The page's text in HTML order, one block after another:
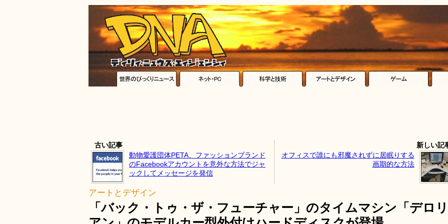
古い記事
動物愛護団体PETA、ファッションブランド
のFacebookアカウントを意外な方法でジャ
ックしてメッセージを発信
新しい記
オフィスで誰にも邪魔されずに居眠りする
画期的な方法
アートとデザイン
「バック・トゥ・ザ・フューチャー」のタイムマシン「デロリ